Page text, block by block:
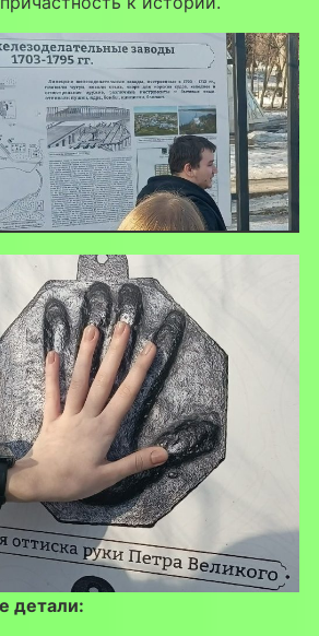
детали: